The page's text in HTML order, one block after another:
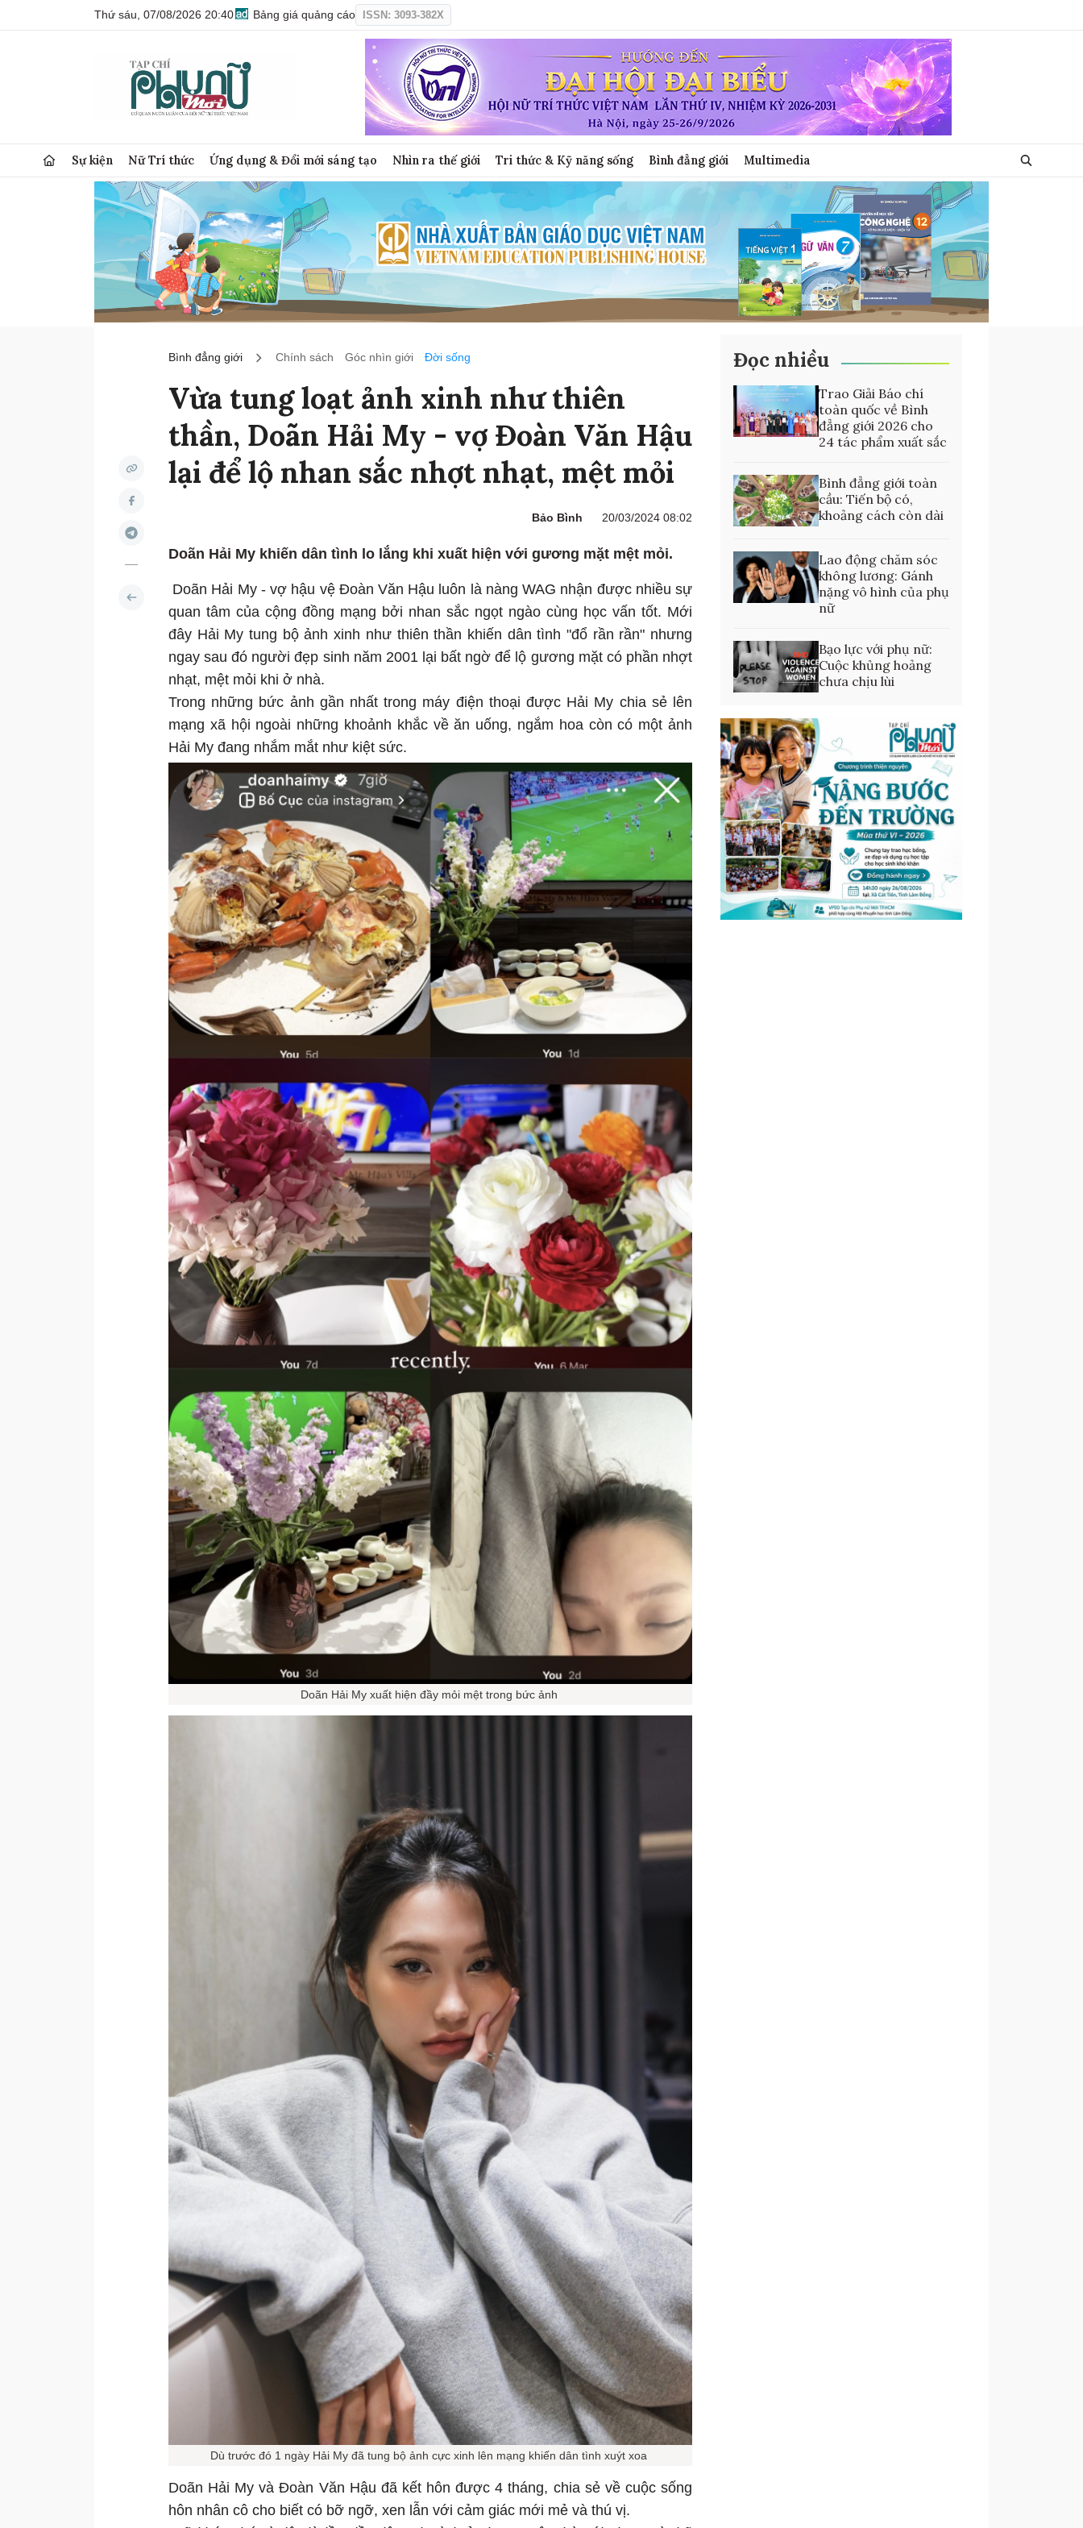
Thứ sáu, 07/08/2026 20:40 Bảng giá quảng cáo ISSN: 3093-382X
Sự kiện Nữ Trí thức Ứng dụng & Đổi mới sáng tạo Nhìn ra thế giới Tri thức & Kỹ năng sống Bình đẳng giới Multimedia
Bình đẳng giới Chính sách Góc nhìn giới Đời sống
Vừa tung loạt ảnh xinh như thiên
thần, Doãn Hải My - vợ Đoàn Văn Hậu
lại để lộ nhan sắc nhợt nhạt, mệt mỏi
Bảo Bình 20/03/2024 08:02
Doãn Hải My khiến dân tình lo lắng khi xuất hiện với gương mặt mệt mỏi.
Doãn Hải My - vợ hậu vệ Đoàn Văn Hậu luôn là nàng WAG nhận được nhiều sự
quan tâm của cộng đồng mạng bởi nhan sắc ngọt ngào cùng học vấn tốt. Mới
đây Hải My tung bộ ảnh xinh như thiên thần khiến dân tình "đổ rần rần" nhưng
ngay sau đó người đẹp sinh năm 2001 lại bất ngờ để lộ gương mặt có phần nhợt
nhạt, mệt mỏi khi ở nhà.
Trong những bức ảnh gần nhất trong máy điện thoại được Hải My chia sẻ lên
mạng xã hội ngoài những khoảnh khắc về ăn uống, ngắm hoa còn có một ảnh
Hải My đang nhắm mắt như kiệt sức.
Doãn Hải My xuất hiện đầy mỏi mệt trong bức ảnh
Dù trước đó 1 ngày Hải My đã tung bộ ảnh cực xinh lên mạng khiến dân tình xuýt xoa
Doãn Hải My và Đoàn Văn Hậu đã kết hôn được 4 tháng, chia sẻ về cuộc sống
hôn nhân cô cho biết có bỡ ngỡ, xen lẫn với cảm giác mới mẻ và thú vị.
Đọc nhiều
Trao Giải Báo chí
toàn quốc về Bình
đẳng giới 2026 cho
24 tác phẩm xuất sắc
Bình đẳng giới toàn
cầu: Tiến bộ có,
khoảng cách còn dài
Lao động chăm sóc
không lương: Gánh
nặng vô hình của phụ
nữ
Bạo lực với phụ nữ:
Cuộc khủng hoảng
chưa chịu lùi